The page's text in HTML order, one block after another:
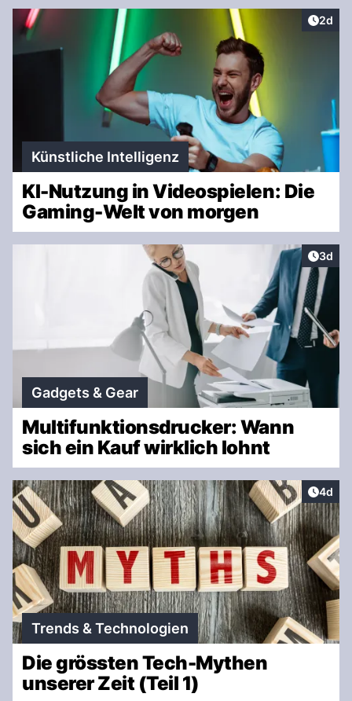
2d
Künstliche Intelligenz
KI-Nutzung in Videospielen: Die
Gaming-Welt von morgen
3d
Gadgets & Gear
Multifunktionsdrucker: Wann
sich ein Kauf wirklich lohnt
4d
Trends & Technologien
Die grössten Tech-Mythen
unserer Zeit (Teil 1)